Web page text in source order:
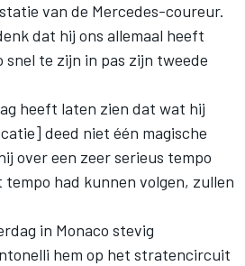
van de Mercedes-coureur.
dat hij ons allemaal heeft
te zijn in pas zijn tweede
heeft laten zien dat wat hij
deed niet één magische
over een zeer serieus tempo
had kunnen volgen, zullen
in Monaco stevig
hem op het stratencircuit